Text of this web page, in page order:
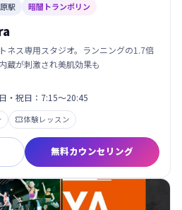
駅 暗闇トランポリン
ネス専用スタジオ。ランニングの1.7倍
蔵が刺激され美肌効果も
・祝日：7:15～20:45
体験レッスン
無料カウンセリング